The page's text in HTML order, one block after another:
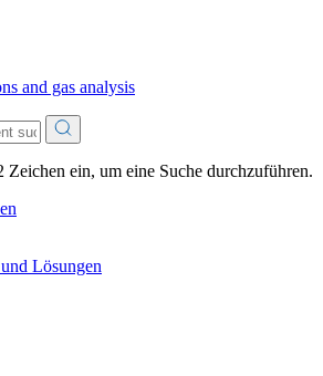
and gas analysis
Zeichen ein, um eine Suche durchzuführen.
Lösungen